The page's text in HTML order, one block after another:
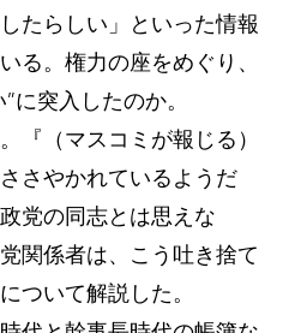
たらしい」といった情報
る。権力の座をめぐり、
に突入したのか。
『（マスコミが報じる）
さやかれているようだ
党の同志とは思えな
関係者は、こう吐き捨て
ついて解説した。